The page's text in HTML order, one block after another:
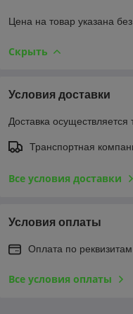
Цена на товар указана
Скрыть
Условия доставки
Доставка осуществляется
Транспортная
Все условия доставки
Условия оплаты
Оплата по
Все условия оплаты